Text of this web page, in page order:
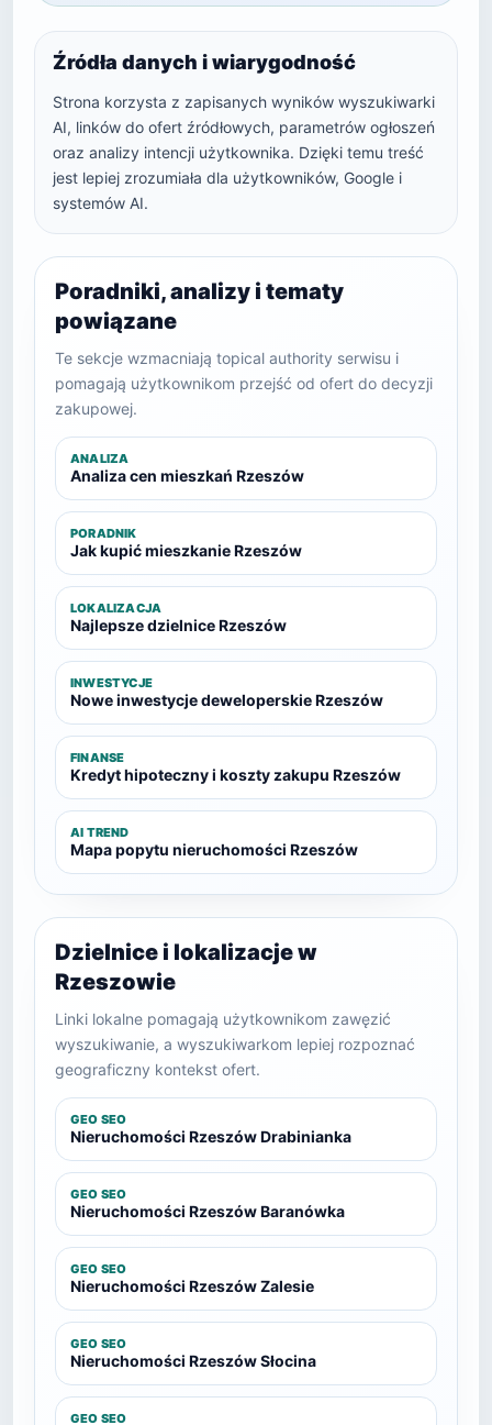
Źródła danych i wiarygodność
Strona korzysta z zapisanych wyników wyszukiwarki
AI, linków do ofert źródłowych, parametrów ogłoszeń
oraz analizy intencji użytkownika. Dzięki temu treść
jest lepiej zrozumiała dla użytkowników, Google i
systemów AI.
Poradniki, analizy i tematy
powiązane
Te sekcje wzmacniają topical authority serwisu i
pomagają użytkownikom przejść od ofert do decyzji
zakupowej.
ANALIZA
Analiza cen mieszkań Rzeszów
PORADNIK
Jak kupić mieszkanie Rzeszów
LOKALIZACJA
Najlepsze dzielnice Rzeszów
INWESTYCJE
Nowe inwestycje deweloperskie Rzeszów
FINANSE
Kredyt hipoteczny i koszty zakupu Rzeszów
AI TREND
Mapa popytu nieruchomości Rzeszów
Dzielnice i lokalizacje w
Rzeszowie
Linki lokalne pomagają użytkownikom zawęzić
wyszukiwanie, a wyszukiwarkom lepiej rozpoznać
geograficzny kontekst ofert.
GEO SEO
Nieruchomości Rzeszów Drabinianka
GEO SEO
Nieruchomości Rzeszów Baranówka
GEO SEO
Nieruchomości Rzeszów Zalesie
GEO SEO
Nieruchomości Rzeszów Słocina
GEO SEO